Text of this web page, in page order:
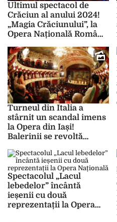
Ultimul spectacol de
Crăciun al anului 2024!
„Magia Crăciunului”, la
Opera Națională Română
Turneul din Italia a
stârnit un scandal imens
la Opera din Iași!
Balerinii se revoltă
Andrei Fermeșanu: „Unii
au fost amenințați”
Spectacolul „Lacul
lebedelor” încântă
ieșenii cu două
reprezentații la Opera